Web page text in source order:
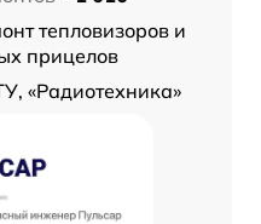
тепловизоров и
прицелов
«Радиотехника»